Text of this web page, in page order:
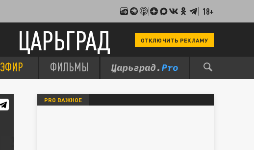
18+
ЦАРЬГРАД ОТКЛЮЧИТЬ РЕКЛАМУ
ЭФИР ФИЛЬМЫ
PRO ВАЖНОЕ